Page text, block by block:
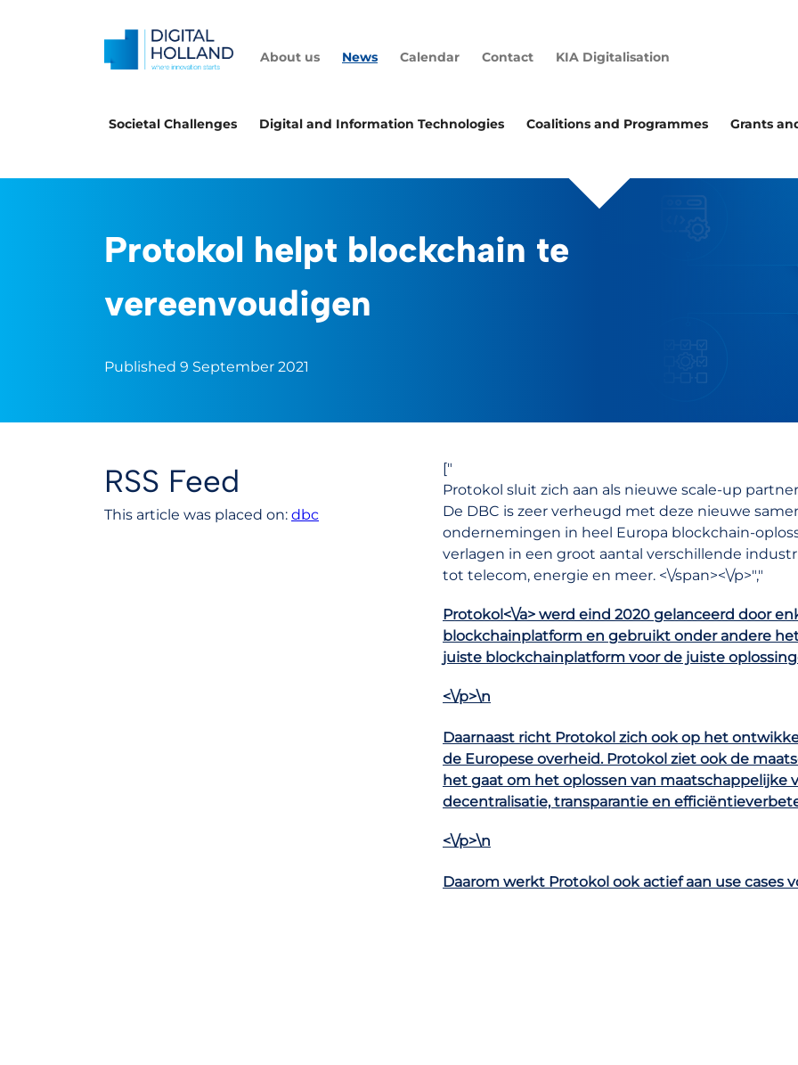
About us News Calendar Contact KIA Digitalisation
Societal Challenges Digital and Information Technologies Coalitions and Programmes Grants
Protokol helpt blockchain te
vereenvoudigen
Published 9 September 2021
RSS Feed
This article was placed on: dbc
["
Protokol sluit zich aan als nieuwe scale-up
De DBC is zeer verheugd met deze nieuwe
ondernemingen in heel Europa blockchain-
verlagen in een groot aantal verschillende
tot telecom, energie en meer. <\/span><\/p>","
Protokol<\/a> werd eind 2020 gelanceerd door
blockchainplatform en gebruikt onder andere
juiste blockchainplatform voor de juiste
<\/p>\n
Daarnaast richt Protokol zich ook op het
de Europese overheid. Protokol ziet ook de
het gaat om het oplossen van maatschappelijke
decentralisatie, transparantie en
<\/p>\n
Daarom werkt Protokol ook actief aan use cases